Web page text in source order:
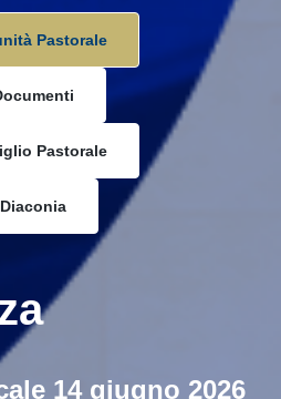
Pastorale
Pastorale
Diaconia
14 giugno 2026